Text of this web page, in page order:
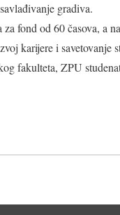
gradiva.
fond od 60 časova, a
karijere i savetovanje
fakulteta, ZPU